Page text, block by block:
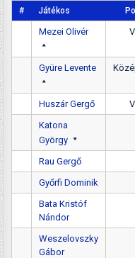
# Játékos
Mezei Olivér
Gyüre Levente
Huszár Gergő
Katona
György
Rau Gergő
Győrfi Dominik
Bata Kristóf
Nándor
Weszelovszky
Gábor